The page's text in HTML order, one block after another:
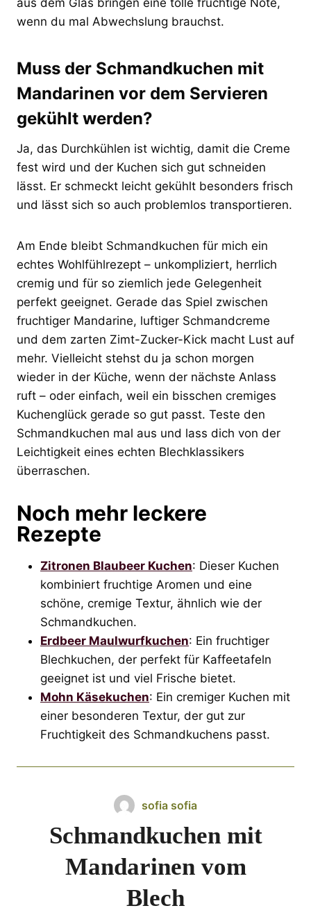
wenn du mal Abwechslung brauchst.
Muss der Schmandkuchen mit
Mandarinen vor dem Servieren
gekühlt werden?
Ja, das Durchkühlen ist wichtig, damit die Creme
fest wird und der Kuchen sich gut schneiden
lässt. Er schmeckt leicht gekühlt besonders frisch
und lässt sich so auch problemlos transportieren.
Am Ende bleibt Schmandkuchen für mich ein
echtes Wohlfühlrezept – unkompliziert, herrlich
cremig und für so ziemlich jede Gelegenheit
perfekt geeignet. Gerade das Spiel zwischen
fruchtiger Mandarine, luftiger Schmandcreme
und dem zarten Zimt-Zucker-Kick macht Lust auf
mehr. Vielleicht stehst du ja schon morgen
wieder in der Küche, wenn der nächste Anlass
ruft – oder einfach, weil ein bisschen cremiges
Kuchenglück gerade so gut passt. Teste den
Schmandkuchen mal aus und lass dich von der
Leichtigkeit eines echten Blechklassikers
überraschen.
Noch mehr leckere
Rezepte
Zitronen Blaubeer Kuchen: Dieser Kuchen
kombiniert fruchtige Aromen und eine
schöne, cremige Textur, ähnlich wie der
Schmandkuchen.
Erdbeer Maulwurfkuchen: Ein fruchtiger
Blechkuchen, der perfekt für Kaffeetafeln
geeignet ist und viel Frische bietet.
Mohn Käsekuchen: Ein cremiger Kuchen mit
einer besonderen Textur, der gut zur
Fruchtigkeit des Schmandkuchens passt.
sofia sofia
Schmandkuchen mit
Mandarinen vom
Blech